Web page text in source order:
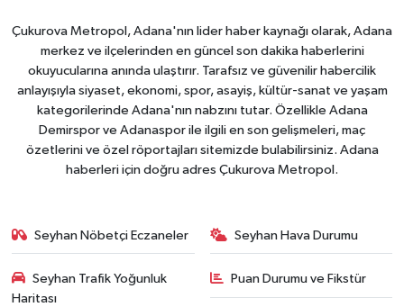
Çukurova Metropol, Adana'nın lider haber kaynağı olarak, Adana
merkez ve ilçelerinden en güncel son dakika haberlerini
okuyucularına anında ulaştırır. Tarafsız ve güvenilir habercilik
anlayışıyla siyaset, ekonomi, spor, asayiş, kültür-sanat ve yaşam
kategorilerinde Adana'nın nabzını tutar. Özellikle Adana
Demirspor ve Adanaspor ile ilgili en son gelişmeleri, maç
özetlerini ve özel röportajları sitemizde bulabilirsiniz. Adana
haberleri için doğru adres Çukurova Metropol.
Seyhan Nöbetçi Eczaneler Seyhan Hava Durumu
Seyhan Trafik Yoğunluk
Haritası
Puan Durumu ve Fikstür